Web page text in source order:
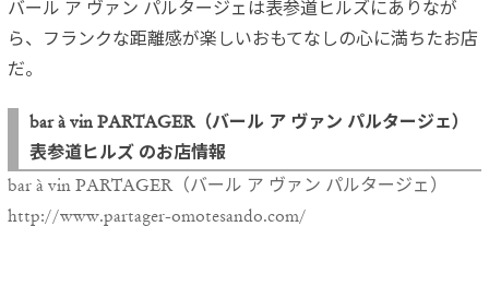
バール ア ヴァン パルタージェは表参道ヒルズにありなが
ら、フランクな距離感が楽しいおもてなしの心に満ちたお店
だ。
bar à vin PARTAGER（バール ア ヴァン パルタージェ）
表参道ヒルズ のお店情報
bar à vin PARTAGER（バール ア ヴァン パルタージェ）
http://www.partager-omotesando.com/